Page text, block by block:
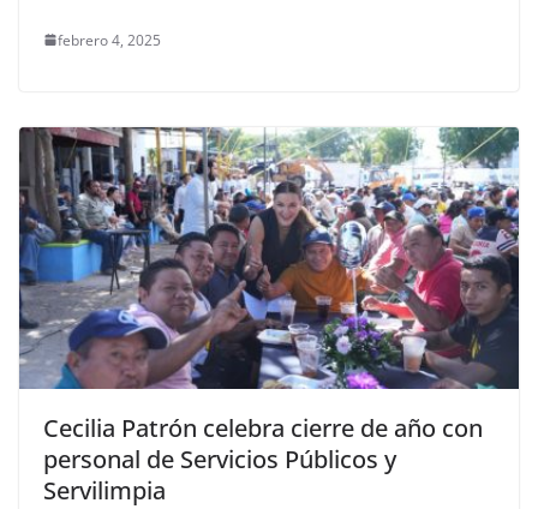
febrero 4, 2025
Cecilia Patrón celebra cierre de año con
personal de Servicios Públicos y
Servilimpia